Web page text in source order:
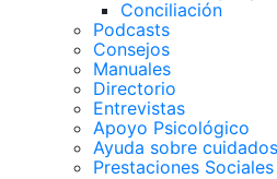
Conciliación
Podcasts
Consejos
Manuales
Directorio
Entrevistas
Apoyo Psicológico
Ayuda sobre
Prestaciones Sociales